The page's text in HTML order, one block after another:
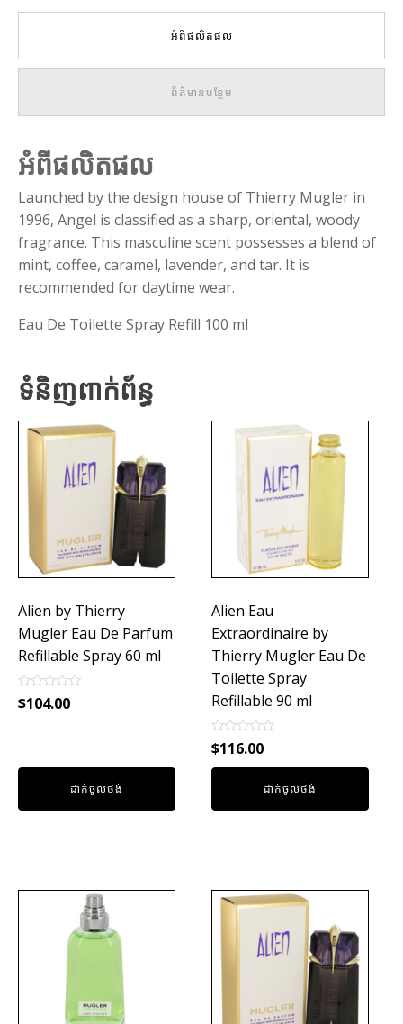
អំពីផលិតផល
ព័ត៌មានបន្ថែម
អំពីផលិតផល
Launched by the design house of Thierry Mugler in
1996, Angel is classified as a sharp, oriental, woody
fragrance. This masculine scent possesses a blend of
mint, coffee, caramel, lavender, and tar. It is
recommended for daytime wear.
Eau De Toilette Spray Refill 100 ml
ទំនិញពាក់ព័ន្ធ
Alien by Thierry
Mugler Eau De Parfum
Refillable Spray 60 ml
Rated
0
$104.00
ដាក់ចូលថង់
Alien Eau
Extraordinaire by
Thierry Mugler Eau De
Toilette Spray
Refillable 90 ml
Rated
0
out
$116.00
ដាក់ចូលថង់